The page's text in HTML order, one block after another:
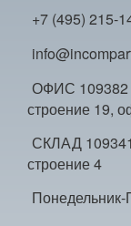
+7 (495) 215-
ОФИС 109382
строение 19,
СКЛАД
строение 4